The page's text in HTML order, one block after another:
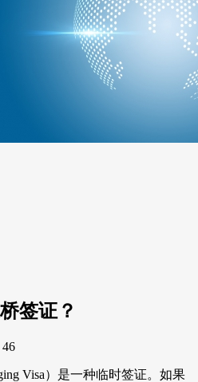
签证？
46
Visa）是一种临时签证。如果